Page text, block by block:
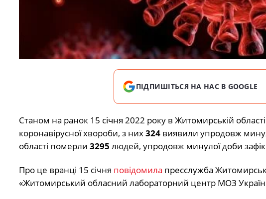
ПІДПИШІТЬСЯ НА НАС В GOOGLE
Станом на ранок 15 січня 2022 року в Житомирській
коронавірусної хвороби, з них324 виявили упродовж
області померли 3295 людей, упродовж минулої доби
Про це вранці 15 січня повідомила пресслужба
«Житомирський обласний лабораторний центр МОЗ